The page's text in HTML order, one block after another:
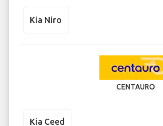
Kia Niro
CENTAURO
Kia Ceed